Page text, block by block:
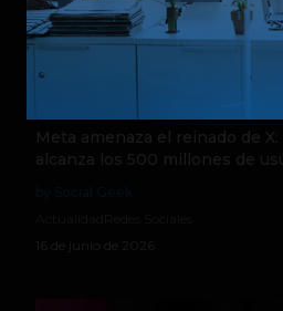
Meta amenaza el reinado de
alcanza los 500 millones de
16 de junio de 2026